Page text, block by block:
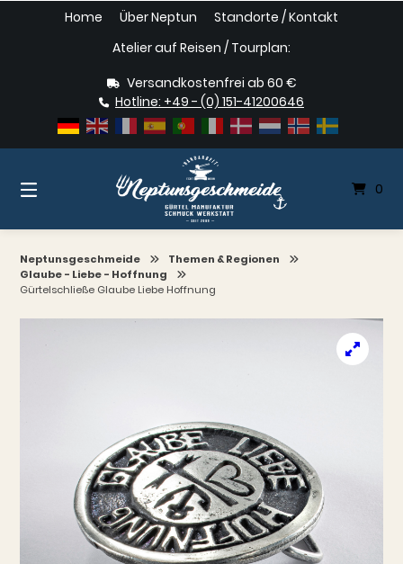
Home Über Neptun
Standorte / Kontakt
Atelier auf Reisen / Tourplan:
Versandkostenfrei ab 60 €
Hotline: +49 - (0) 151-41200646
0
Neptunsgeschmeide
Themen & Regionen
Glaube - Liebe - Hoffnung
Gürtelschließe Glaube Liebe Hoffnung